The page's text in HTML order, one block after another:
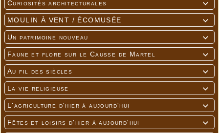

Curiosités architecturales

MOULIN À VENT / ÉCOMUSÉE

Un patrimoine nouveau

Faune et flore sur le Causse de Martel

Au fil des siècles

La vie religieuse

L'agriculture d'hier à aujourd'hui

Fêtes et loisirs d'hier à aujourd'hui